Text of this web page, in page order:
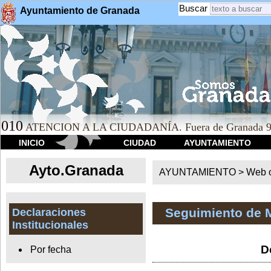
Ayuntamiento de Granada Buscar
010 ATENCION A LA CIUDADANÍA. Fuera de Granada
INICIO CIUDAD AYUNTAMIENTO
Ayto.Granada
Declaraciones
Institucionales
Por fecha
AYUNTAMIENTO > Web
Seguimiento de